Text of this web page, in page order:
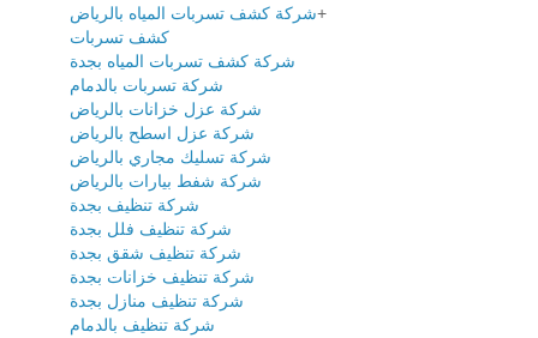
شركة كشف تسربات المياه بالرياض+
كشف تسربات
شركة كشف تسربات المياه بجدة
شركة تسربات بالدمام
شركة عزل خزانات بالرياض
شركة عزل اسطح بالرياض
شركة تسليك مجاري بالرياض
شركة شفط بيارات بالرياض
شركة تنظيف بجدة
شركة تنظيف فلل بجدة
شركة تنظيف شقق بجدة
شركة تنظيف خزانات بجدة
شركة تنظيف منازل بجدة
شركة تنظيف بالدمام